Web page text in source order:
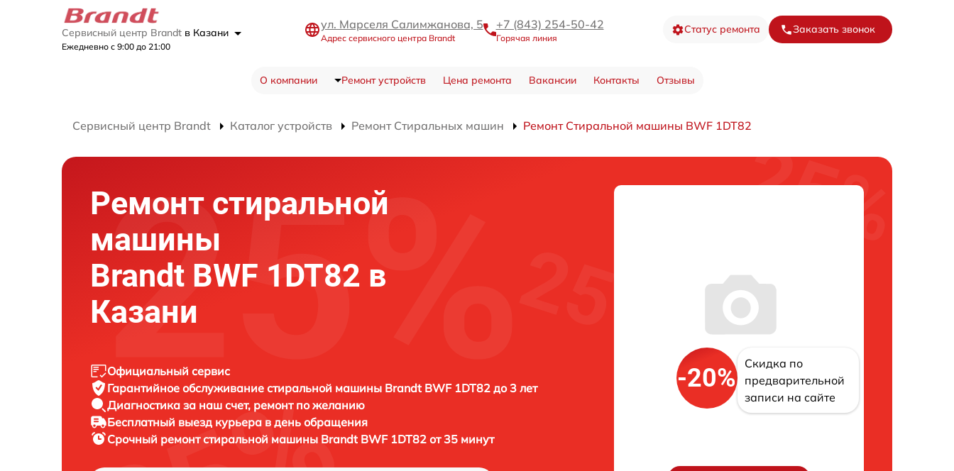
Сервисный центр Brandt в Казани
Ежедневно с 9:00 до 21:00
ул. Марселя Салимжанова, 5
Адрес сервисного центра Brandt
+7 (843) 254-50-42
Горячая линия
Статус ремонта Заказать звонок
О компании Ремонт устройств Цена ремонта Вакансии Контакты Отзывы
Сервисный центр Brandt Каталог устройств Ремонт Стиральных машин Ремонт Стиральной машины BWF 1DT82
Ремонт стиральной
машины
Brandt BWF 1DT82 в
Казани
Официальный сервис
Гарантийное обслуживание стиральной машины Brandt BWF 1DT82 до 3 лет
Диагностика за наш счет, ремонт по желанию
Бесплатный выезд курьера в день обращения
Срочный ремонтстиральной машины Brandt BWF 1DT82 от 35 минут
-20%
Скидка по
предварительной
записи на сайте